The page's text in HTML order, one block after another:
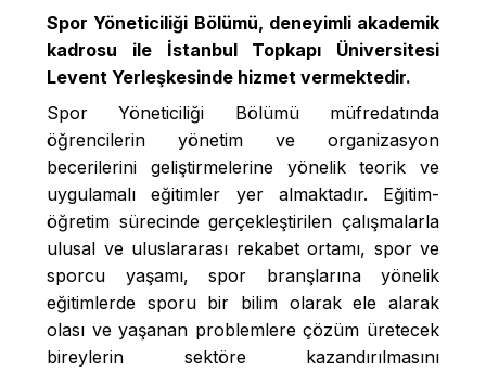
Spor Yöneticiliği Bölümü, deneyimli akademik
kadrosu ile İstanbul Topkapı Üniversitesi
Levent Yerleşkesinde hizmet vermektedir.
Spor Yöneticiliği Bölümü müfredatında
öğrencilerin yönetim ve organizasyon
becerilerini geliştirmelerine yönelik teorik ve
uygulamalı eğitimler yer almaktadır. Eğitim-
öğretim sürecinde gerçekleştirilen çalışmalarla
ulusal ve uluslararası rekabet ortamı, spor ve
sporcu yaşamı, spor branşlarına yönelik
eğitimlerde sporu bir bilim olarak ele alarak
olası ve yaşanan problemlere çözüm üretecek
bireylerin sektöre kazandırılmasını